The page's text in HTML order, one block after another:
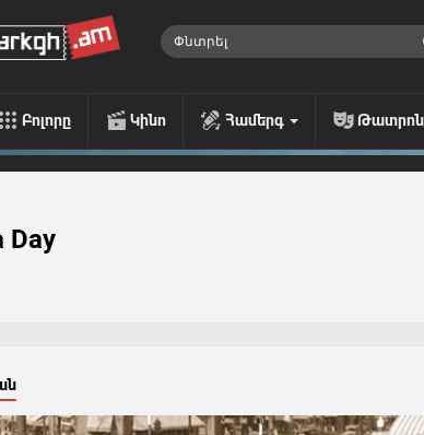
Բոլորը Կինո Համերգ Թատրոն
Day